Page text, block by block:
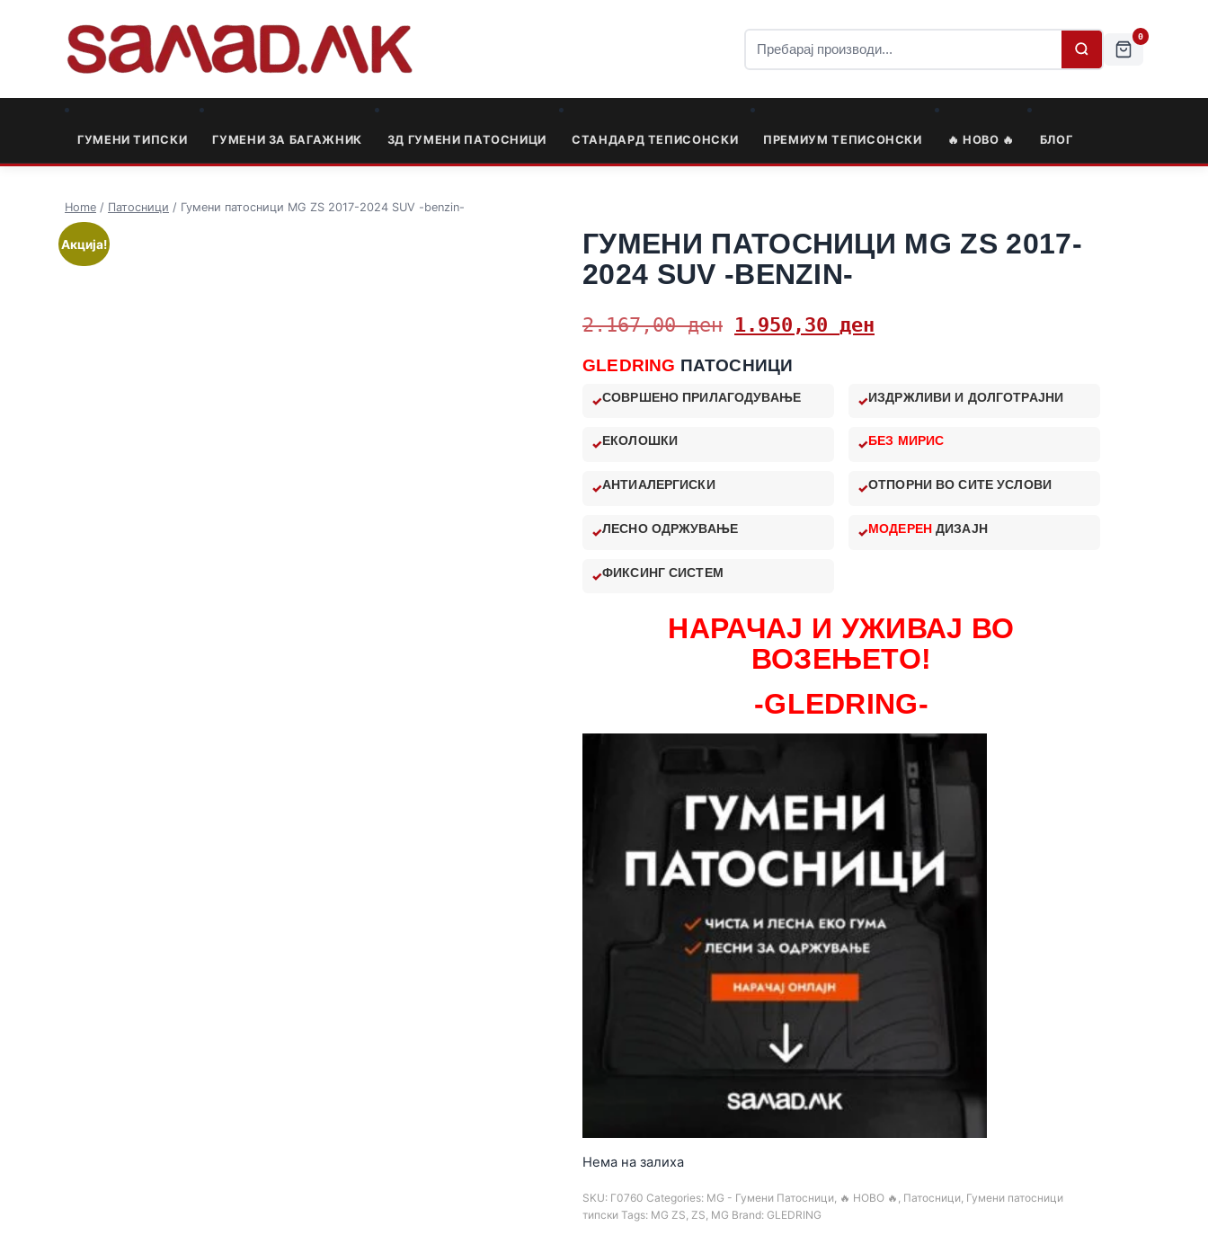
0
ГУМЕНИ ТИПСКИ ГУМЕНИ ЗА БАГАЖНИК 3Д ГУМЕНИ ПАТОСНИЦИ СТАНДАРД ТЕПИСОНСКИ ПРЕМИУМ ТЕПИСОНСКИ 🔥 НОВО 🔥 БЛОГ
Home / Патосници / Гумени патосници MG ZS 2017-2024 SUV -benzin-
Акција!
ГУМЕНИ ПАТОСНИЦИ MG ZS 2017-
2024 SUV -BENZIN-
2.167,00ден 1.950,30 ден
GLEDRING ПАТОСНИЦИ
СОВРШЕНО ПРИЛАГОДУВАЊЕ ИЗДРЖЛИВИ И ДОЛГОТРАЈНИ
ЕКОЛОШКИ БЕЗ МИРИС
АНТИАЛЕРГИСКИ ОТПОРНИ ВО СИТЕ УСЛОВИ
ЛЕСНО ОДРЖУВАЊЕ МОДЕРЕН ДИЗАЈН
ФИКСИНГ СИСТЕМ
НАРАЧАЈ И УЖИВАЈ ВО
ВОЗЕЊЕТО!
-GLEDRING-
Нема на залиха
SKU: Г0760 Categories: MG - Гумени Патосници, 🔥 НОВО 🔥 , Патосници, Гумени патосници
типски Tags: MG ZS, ZS, MG Brand: GLEDRING